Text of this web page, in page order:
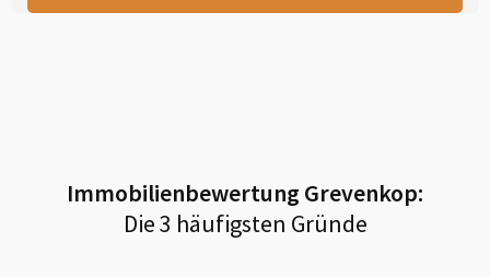
Immobilienbewertung Grevenkop:
Die 3 häufigsten Gründe